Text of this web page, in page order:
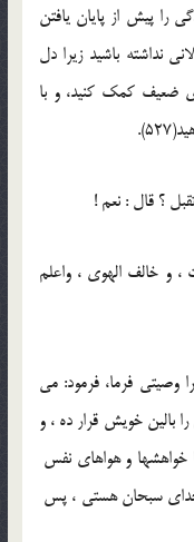
را پيش از پايان يافتن
نداشته باشيد زيرا دل
ضعيف كمك كنيد، و با
، و خالف الهوى ، واعلم
وصيتى فرما، فرمود: مى
بالين خويش قرار ده ، و
خواهشها و هواهاى نفس
سبحان هستى ، پس